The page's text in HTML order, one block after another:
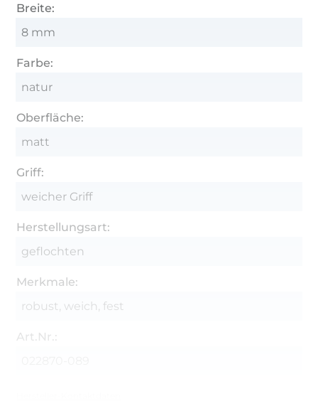
Breite:
8 mm
Farbe:
natur
Oberfläche:
matt
Griff:
weicher Griff
Herstellungsart:
geflochten
Merkmale:
robust, weich, fest
Art.Nr.: